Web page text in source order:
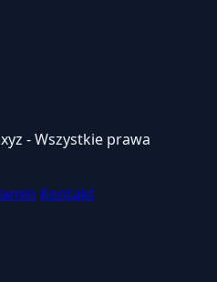
- Wszystkie prawa
Kontakt